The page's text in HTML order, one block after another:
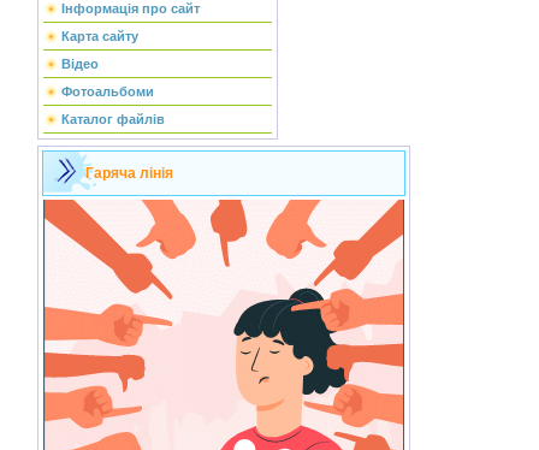
Інформація про сайт
Карта сайту
Відео
Фотоальбоми
Каталог файлів
Гаряча лінія